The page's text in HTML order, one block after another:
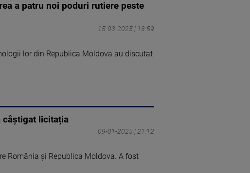
a patru noi poduri rutiere peste
15-03-2025 | 13:59
lor din Republica Moldova au discutat
câștigat licitația
09-01-2025 | 21:12
România și Republica Moldova. A fost